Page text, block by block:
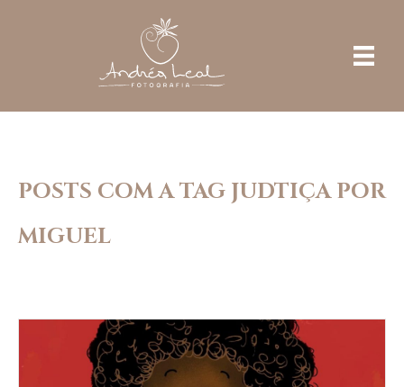
POSTS COM A TAG JUDTIÇA POR
MIGUEL